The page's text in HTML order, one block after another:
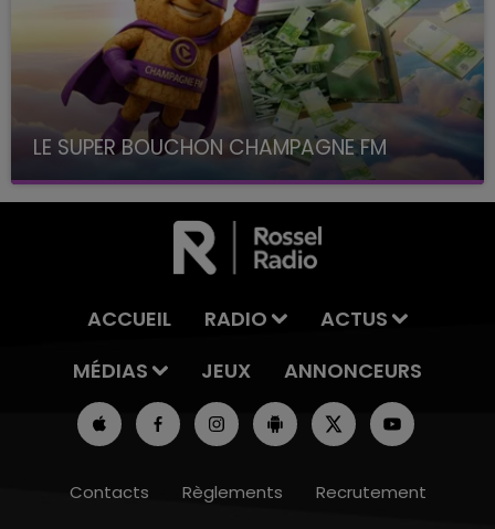
LE SUPER BOUCHON CHAMPAGNE FM
avec La Famille Champagne FM, à 8H10
ACCUEIL RADIO
ACTUS
MÉDIAS
JEUX ANNONCEURS
Contacts Règlements
Recrutement